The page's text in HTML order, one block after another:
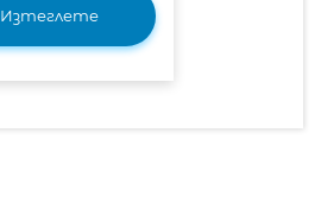
Изтеглете